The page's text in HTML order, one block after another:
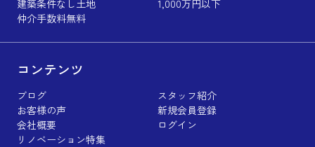
建築条件なし土地
1,000万円以下
仲介手数料無料
コンテンツ
ブログ
スタッフ紹介
お客様の声
新規会員登録
会社概要
ログイン
リノベーション特集